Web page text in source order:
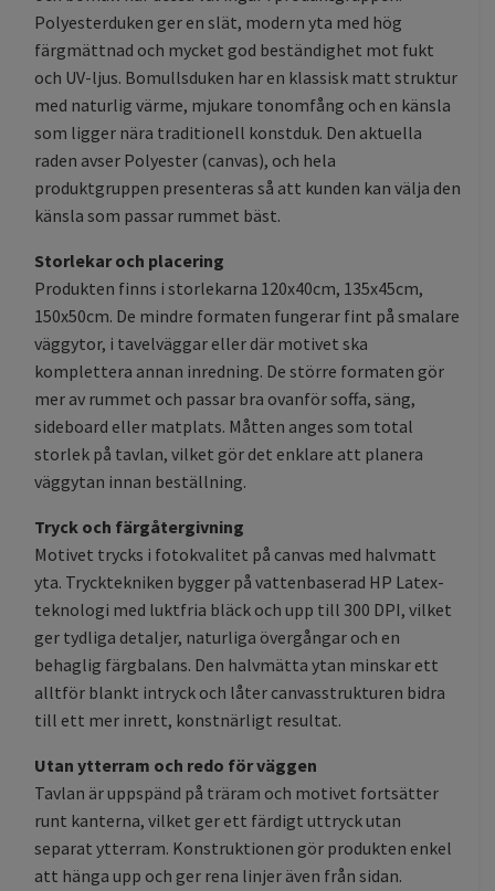
Polyesterduken ger en slät, modern yta med hög
färgmättnad och mycket god beständighet mot fukt
och UV-ljus. Bomullsduken har en klassisk matt struktur
med naturlig värme, mjukare tonomfång och en känsla
som ligger nära traditionell konstduk. Den aktuella
raden avser Polyester (canvas), och hela
produktgruppen presenteras så att kunden kan välja den
känsla som passar rummet bäst.
Storlekar och placering
Produkten finns i storlekarna 120x40cm, 135x45cm,
150x50cm. De mindre formaten fungerar fint på smalare
väggytor, i tavelväggar eller där motivet ska
komplettera annan inredning. De större formaten gör
mer av rummet och passar bra ovanför soffa, säng,
sideboard eller matplats. Måtten anges som total
storlek på tavlan, vilket gör det enklare att planera
väggytan innan beställning.
Tryck och färgåtergivning
Motivet trycks i fotokvalitet på canvas med halvmatt
yta. Trycktekniken bygger på vattenbaserad HP Latex-
teknologi med luktfria bläck och upp till 300 DPI, vilket
ger tydliga detaljer, naturliga övergångar och en
behaglig färgbalans. Den halvmätta ytan minskar ett
alltför blankt intryck och låter canvasstrukturen bidra
till ett mer inrett, konstnärligt resultat.
Utan ytterram och redo för väggen
Tavlan är uppspänd på träram och motivet fortsätter
runt kanterna, vilket ger ett färdigt uttryck utan
separat ytterram. Konstruktionen gör produkten enkel
att hänga upp och ger rena linjer även från sidan.